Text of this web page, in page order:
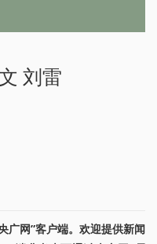
刘雷
广网”客户端。欢迎提供新闻